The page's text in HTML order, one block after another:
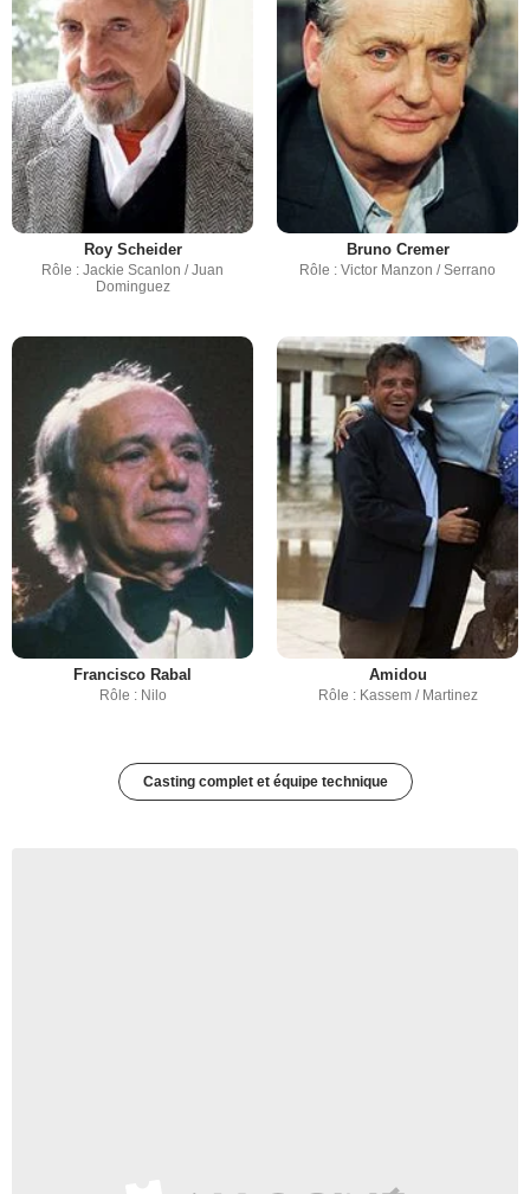
Roy Scheider
Rôle : Jackie Scanlon / Juan
Dominguez
Bruno Cremer
Rôle : Victor Manzon / Serrano
Francisco Rabal
Rôle : Nilo
Amidou
Rôle : Kassem / Martinez
Casting complet et équipe technique